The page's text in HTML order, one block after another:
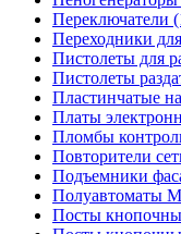
Переключатели
Переходники
Пистолеты для
Пистолеты
Пластинчатые
Платы
Пломбы
Повторители
Подъемники
Полуавтоматы
Посты